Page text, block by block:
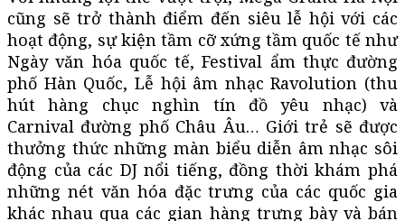
cũng sẽ trở thành điểm đến siêu lễ hội với các
hoạt động, sự kiện tầm cỡ xứng tầm quốc tế như
Ngày văn hóa quốc tế, Festival ẩm thực đường
phố Hàn Quốc, Lễ hội âm nhạc Ravolution (thu
hút hàng chục nghìn tín đồ yêu nhạc) và
Carnival đường phố Châu Âu… Giới trẻ sẽ được
thưởng thức những màn biểu diễn âm nhạc sôi
động của các DJ nổi tiếng, đồng thời khám phá
những nét văn hóa đặc trưng của các quốc gia
khác nhau qua các gian hàng trưng bày và bán